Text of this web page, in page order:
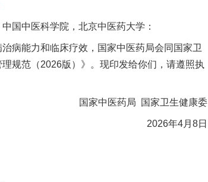
国中医科学院，北京中医药大学：
能力和临床疗效，国家中医药局会同国家卫
规范（2026版）》。现印发给你们，请遵照执
国家中医药局 国家卫生健康委
2026年4月8日